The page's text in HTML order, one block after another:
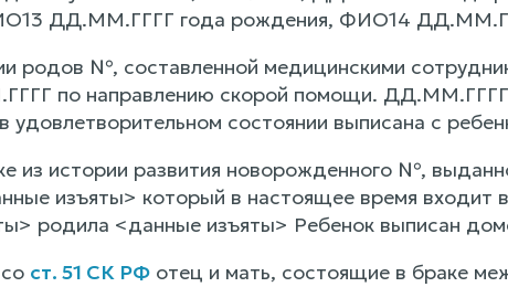
ДД.ММ.ГГГГ года рождения, ФИО14
родов №, составленной медицинскими
по направлению скорой помощи. ДД.ММ.ГГГГ
состоянии выписана с
из истории развития новорожденного №,
изъяты> который в настоящее время
родила <данные изъяты> Ребенок выписан
ст. 51 СК РФотец и мать, состоящие в браке